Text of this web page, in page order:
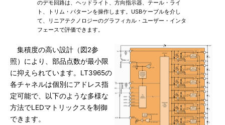
のデモ回路は、ヘッドライト、方向指示器、テール・ライ
ト、トリム・パターンを操作します。USBケーブルを介し
て、リニアテクノロジーのグラフィカル・ユーザー・インタ
フェースで評価できます。
集積度の高い設計（図2参
照）により、部品点数が最小限
に抑えられています。LT3965の
各チャネルは個別にアドレス指
定可能で、以下のような多様な
方法でLEDマトリックスを制御
できます。